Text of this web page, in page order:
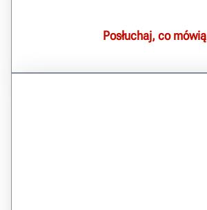
Posłuchaj, co mówią